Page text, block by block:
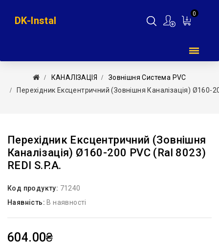
0
DK-Instal
КАНАЛІЗАЦІЯ
Зовнішня Система PVC
Перехідник Ексцентричний (зовнішня Каналізація) Ø160-
Перехідник Ексцентричний (зовнішня
Каналізація) Ø160-200 PVC (Ral 8023)
REDI S.p.a.
Код продукту: 71240
Наявність: В наявності
604.00₴